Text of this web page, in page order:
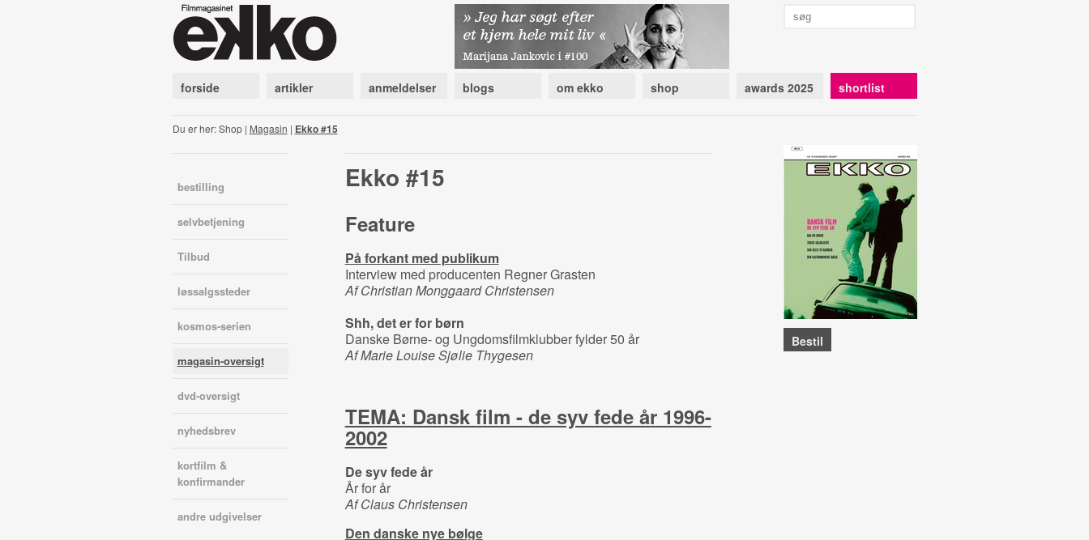
forside artikler anmeldelser blogs om ekko shop awards 2025 shortlist
Du er her: Shop | Magasin | Ekko #15
bestilling
selvbetjening
Tilbud
løssalgssteder
kosmos-serien
magasin-oversigt
dvd-oversigt
nyhedsbrev
kortfilm &
konfirmander
andre udgivelser
Ekko #15
Feature
På forkant med publikum
Interview med producenten Regner Grasten
Af Christian Monggaard Christensen
Shh, det er for børn
Danske Børne- og Ungdomsfilmklubber fylder 50 år
Af Marie Louise Sjølie Thygesen
TEMA: Dansk film - de syv fede år 1996-
2002
De syv fede år
År for år
Af Claus Christensen
Den danske nye bølge
Bestil